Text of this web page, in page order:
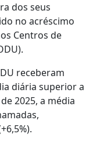
dos seus
no acréscimo
Centros de
receberam
diária superior a
2025, a média